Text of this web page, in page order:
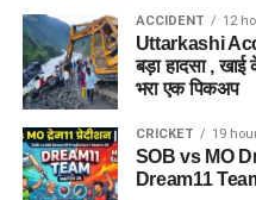
ACCIDENT 12
Uttarkashi
बड़ा हादसा ,
भरा एक पिकअप
CRICKET 19
SOB vs MO
Dream11